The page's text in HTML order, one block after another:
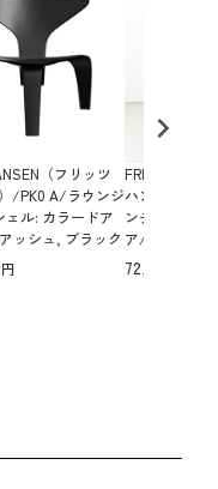
。全面をエッセンシャル
ング仕様により、非常に
トしてくれます。
（フリッツ
/PK0 A/ラウンジ
ル: カラードア
ッシュ, ブラック
注文後確認
FRITZ
ハンセン）/
ンチェア）/
ア/ダスクブ
ブラウンブロ
3107/SH43
72,072